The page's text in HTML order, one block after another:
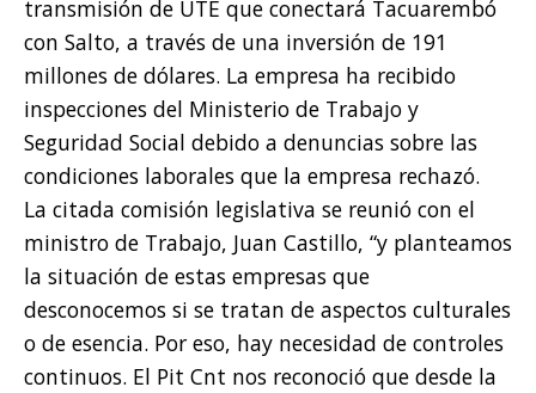
transmisión de UTE que conectará Tacuarembó
con Salto, a través de una inversión de 191
millones de dólares. La empresa ha recibido
inspecciones del Ministerio de Trabajo y
Seguridad Social debido a denuncias sobre las
condiciones laborales que la empresa rechazó.
La citada comisión legislativa se reunió con el
ministro de Trabajo, Juan Castillo, “y planteamos
la situación de estas empresas que
desconocemos si se tratan de aspectos culturales
o de esencia. Por eso, hay necesidad de controles
continuos. El Pit Cnt nos reconoció que desde la